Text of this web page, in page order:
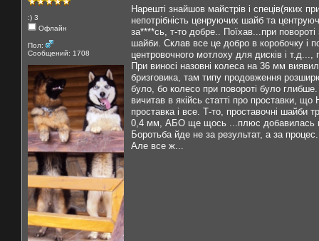
:) 3
Офлайн
Пол:
Сообщений: 1708
Нарешті знайшов майстрів і спеців(яких
непотрібність ценруючих шайб та
за****сь, т-то добре.. Поїхав...при повороті
шайби. Склав все це добро в коробочку і
центровочного мотлоху для дисків і
При виносі назовні колеса на 36 мм
бризговика, там типу продовження
було, бо колесо при повороті було
вичитав в якійсь статті про проставки,
проставка і все. Т-то, проставочні шайби
0,4 мм, АБО ще щось ...плюс добавилась
Боротьба йде не за результат, а за
Але все ж...